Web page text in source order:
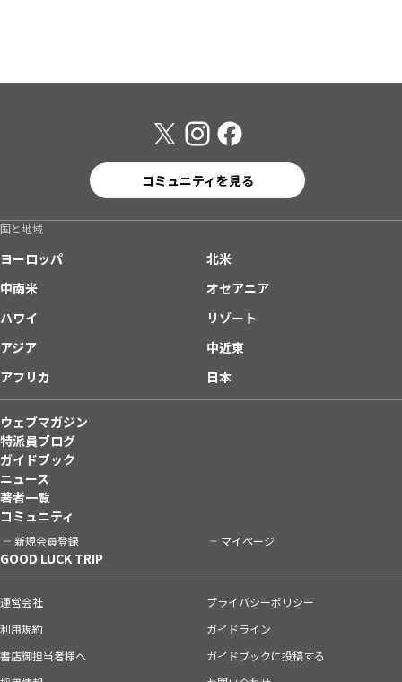
コミュニティを見る
国と地域
ヨーロッパ
北米
中南米
オセアニア
ハワイ
リゾート
アジア
中近東
アフリカ
日本
ウェブマガジン
特派員ブログ
ガイドブック
ニュース
著者一覧
コミュニティ
新規会員登録 マイページ
GOOD LUCK TRIP
運営会社
プライバシーポリシー
利用規約
ガイドライン
書店御担当者様へ
ガイドブックに投稿する